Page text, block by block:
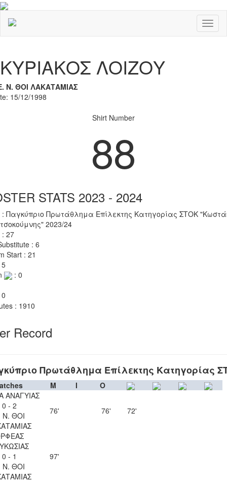
ΚΥΡΙΑΚΟΣ ΛΟΙΖΟΥ
Ν. ΘΟΙ ΛΑΚΑΤΑΜΙΑΣ
15/12/1998
Shirt Number
88
STATS 2023 - 2024
: Παγκύπριο Πρωτάθλημα Επίλεκτης Κατηγορίας ΣΤΟΚ
2023/24
: 27
: 6
Start : 21
: 0
: 1910
Record
Πρωτάθλημα Επίλεκτης Κατηγορίας
M I
O
ΑΝΑΓΥΙΑΣ
0 - 2
Ν. ΘΟΙ
76' 76' 72'
0 - 1
Ν. ΘΟΙ
97'